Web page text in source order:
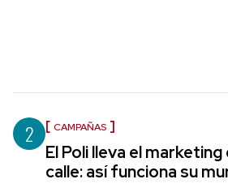
2 CAMPAÑAS
El Poli lleva el
calle: así funciona su